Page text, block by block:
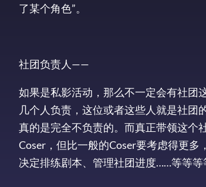
了某个角色”。
社团负责人——
如果是私影活动，那么不一定会有社团
几个人负责，这位或者这些人就是社团
真的是完全不负责的。而真正带领这个
Coser，但比一般的Coser要考虑得更多
决定排练剧本、管理社团进度……等等等